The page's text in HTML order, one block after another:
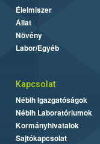
Élelmiszer
Állat
Növény
Labor/Egyéb
Kapcsolat
Nébih Igazgatóságok
Nébih Laboratóriumok
Kormányhivatalok
Sajtókapcsolat